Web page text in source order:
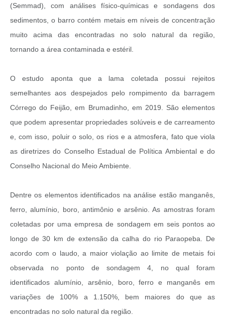
(Semmad), com análises físico-químicas e sondagens dos
sedimentos, o barro contém metais em níveis de concentração
muito acima das encontradas no solo natural da região,
tornando a área contaminada e estéril.
O estudo aponta que a lama coletada possui rejeitos
semelhantes aos despejados pelo rompimento da barragem
Córrego do Feijão, em Brumadinho, em 2019. São elementos
que podem apresentar propriedades solúveis e de carreamento
e, com isso, poluir o solo, os rios e a atmosfera, fato que viola
as diretrizes do Conselho Estadual de Política Ambiental e do
Conselho Nacional do Meio Ambiente.
Dentre os elementos identificados na análise estão manganês,
ferro, alumínio, boro, antimônio e arsênio. As amostras foram
coletadas por uma empresa de sondagem em seis pontos ao
longo de 30 km de extensão da calha do rio Paraopeba. De
acordo com o laudo, a maior violação ao limite de metais foi
observada no ponto de sondagem 4, no qual foram
identificados alumínio, arsênio, boro, ferro e manganês em
variações de 100% a 1.150%, bem maiores do que as
encontradas no solo natural da região.